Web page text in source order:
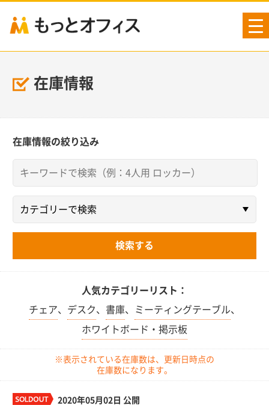
在庫情報
在庫情報の絞り込み
人気カテゴリーリスト：
チェア、 デスク、 書庫、 ミーティングテーブル、
ホワイトボード・掲示板
※表示されている在庫数は、更新日時点の
在庫数になります。
2020年05月02日 公開